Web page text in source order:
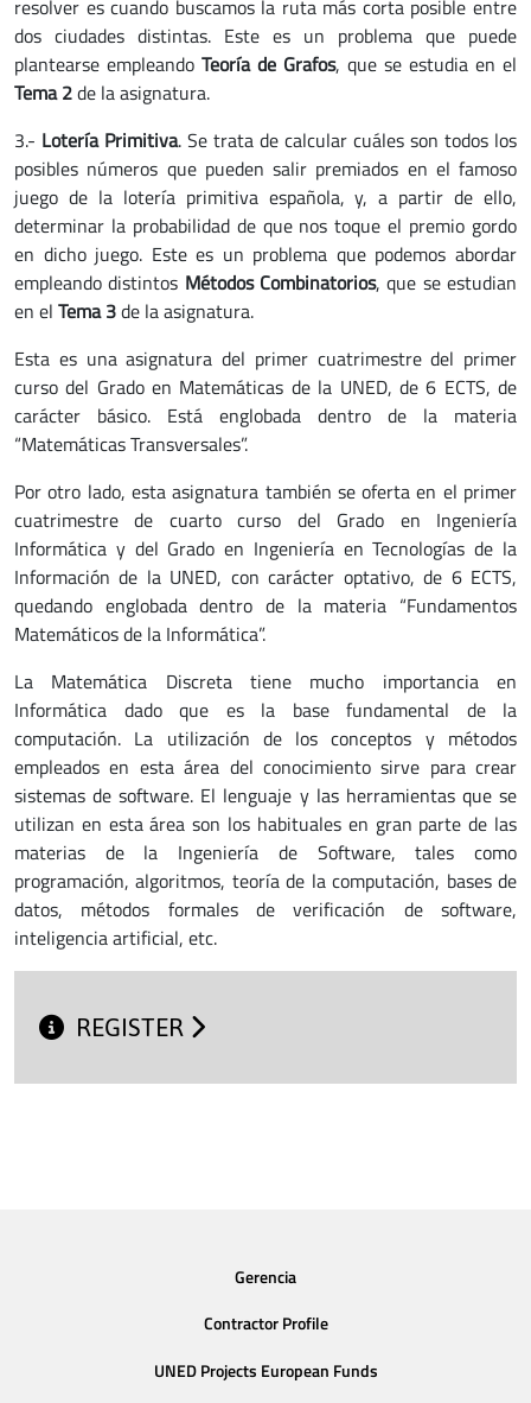
resolver es cuando buscamos la ruta más corta posible entre
dos ciudades distintas. Este es un problema que puede
plantearse empleando Teoría de Grafos, que se estudia en el
Tema 2de la asignatura.
3.- Lotería Primitiva. Se trata de calcular cuáles son todos los
posibles números que pueden salir premiados en el famoso
juego de la lotería primitiva española, y, a partir de ello,
determinar la probabilidad de que nos toque el premio gordo
en dicho juego. Este es un problema que podemos abordar
empleando distintos Métodos Combinatorios, que se estudian
en el Tema 3de la asignatura.
Esta es una asignatura del primer cuatrimestre del primer
curso del Grado en Matemáticas de la UNED, de 6 ECTS, de
carácter básico. Está englobada dentro de la materia
“Matemáticas Transversales”.
Por otro lado, esta asignatura también se oferta en el primer
cuatrimestre de cuarto curso del Grado en Ingeniería
Informática y del Grado en Ingeniería en Tecnologías de la
Información de la UNED, con carácter optativo, de 6 ECTS,
quedando englobada dentro de la materia “Fundamentos
Matemáticos de la Informática”.
La Matemática Discreta tiene mucho importancia en
Informática dado que es la base fundamental de la
computación. La utilización de los conceptos y métodos
empleados en esta área del conocimiento sirve para crear
sistemas de software. El lenguaje y las herramientas que se
utilizan en esta área son los habituales en gran parte de las
materias de la Ingeniería de Software, tales como
programación, algoritmos, teoría de la computación, bases de
datos, métodos formales de verificación de software,
inteligencia artificial, etc.
REGISTER
Gerencia
Contractor Profile
UNED Projects European Funds